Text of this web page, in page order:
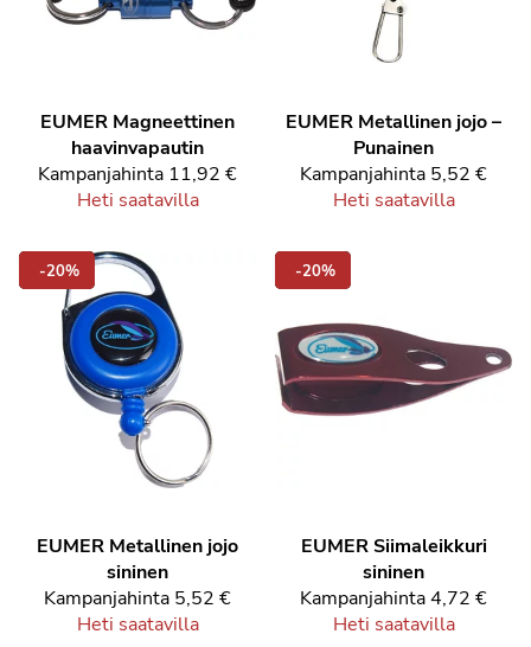
EUMER Magneettinen
haavinvapautin
Kampanjahinta 11,92 €
Heti saatavilla
EUMER Metallinen jojo –
Punainen
Kampanjahinta 5,52 €
Heti saatavilla
-20%
EUMER Metallinen jojo
sininen
Kampanjahinta 5,52 €
Heti saatavilla
-20%
EUMER Siimaleikkuri
sininen
Kampanjahinta4,72 €
Heti saatavilla